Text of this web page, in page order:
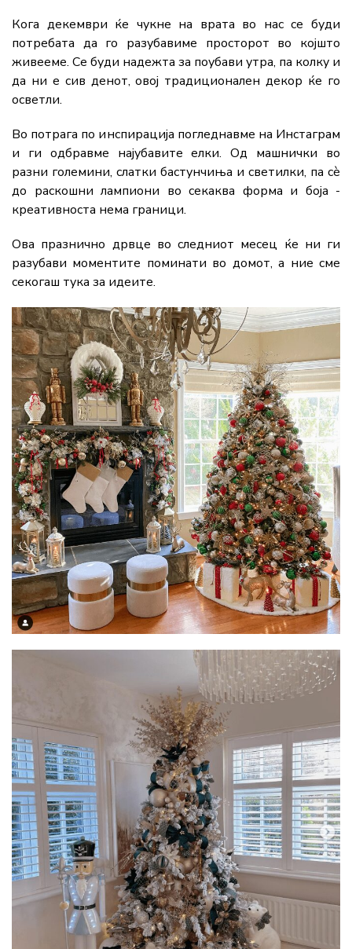
Кога декември ќе чукне на врата во нас се буди
потребата да го разубавиме просторот во којшто
живееме. Се буди надежта за поубави утра, па колку и
да ни е сив денот, овој традиционален декор ќе го
осветли.
Во потрага по инспирација погледнавме на Инстаграм
и ги одбравме најубавите елки. Од машнички во
разни големини, слатки бастунчиња и светилки, па сè
до раскошни лампиони во секаква форма и боја -
креативноста нема граници.
Ова празнично дрвце во следниот месец ќе ни ги
разубави моментите поминати во домот, а ние сме
секогаш тука за идеите.